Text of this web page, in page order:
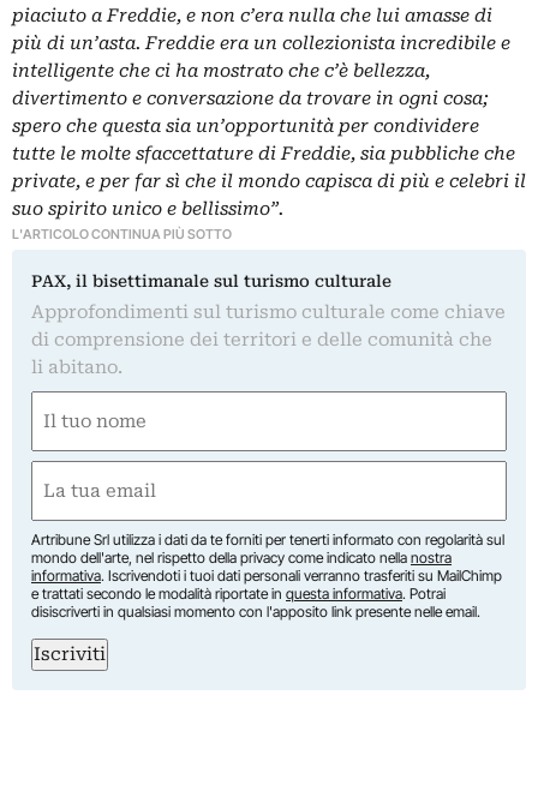
piaciuto a Freddie, e non c’era nulla che lui amasse di
più di un’asta. Freddie era un collezionista incredibile e
intelligente che ci ha mostrato che c’è bellezza,
divertimento e conversazione da trovare in ogni cosa;
spero che questa sia un’opportunità per condividere
tutte le molte sfaccettature di Freddie, sia pubbliche che
private, e per far sì che il mondo capisca di più e celebri il
suo spirito unico e bellissimo”.
L'ARTICOLO CONTINUA PIÙ SOTTO
PAX, il bisettimanale sul turismo culturale
Approfondimenti sul turismo culturale come chiave
di comprensione dei territori e delle comunità che
li abitano.
(Required)
First
(Required)
Artribune Srl utilizza i dati da te forniti per tenerti informato con regolarità sul
mondo dell'arte, nel rispetto della privacy come indicato nella nostra
informativa. Iscrivendoti i tuoi dati personali verranno trasferiti su MailChimp
e trattati secondo le modalità riportate in questa informativa. Potrai
disiscriverti in qualsiasi momento con l'apposito link presente nelle email.
Iscriviti